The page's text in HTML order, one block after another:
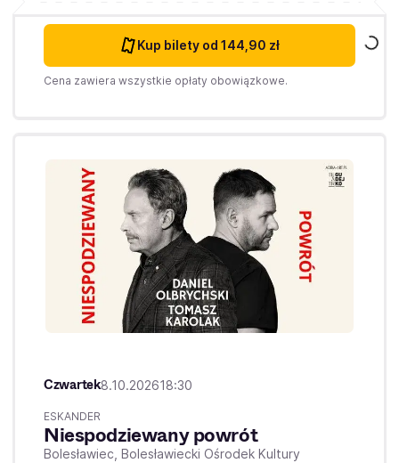
Kup bilety od 144,90 zł
Cena zawiera wszystkie opłaty obowiązkowe.
Czwartek8.10.202618:30
ESKANDER
Niespodziewany powrót
Bolesławiec, Bolesławiecki Ośrodek Kultury